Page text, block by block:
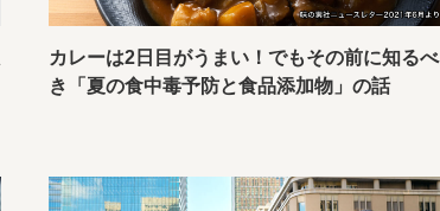
カレーは2日目がうまい！でもその前に知るべ
き「夏の食中毒予防と食品添加物」の話